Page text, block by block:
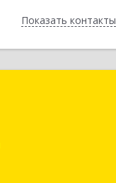
Показать контакты
Назад